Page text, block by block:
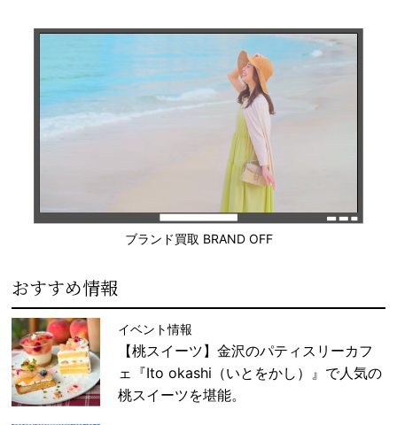
ブランド買取 BRAND OFF
おすすめ情報
イベント情報
【桃スイーツ】金沢のパティスリーカフ
ェ『Ito okashi（いとをかし）』で人気の
桃スイーツを堪能。